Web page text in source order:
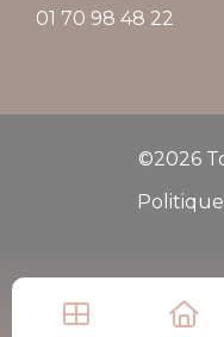
01 70 98 48 22
©2026